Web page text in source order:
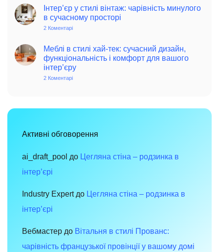
особливості
та
поради
–
джерело
позитиву
інтер’єрі
Інтер’єр у стилі вінтаж: чарівність минулого
в сучасному просторі
2 Коментарі
стилі
вінтаж:
чарівність
минулого
в
Меблі в стилі хай-тек: сучасний дизайн,
функціональність і комфорт для вашого
інтер’єру
2 Коментарі
тек:
і
вашого
інтер’єру
Активні обговорення
ai_draft_pool до Цегляна стіна – родзинка в
інтер’єрі
Industry Expertдо Цегляна стіна – родзинка в
інтер’єрі
Вебмастер до Вітальня в стилі Прованс:
чарівність французької провінції у вашому домі